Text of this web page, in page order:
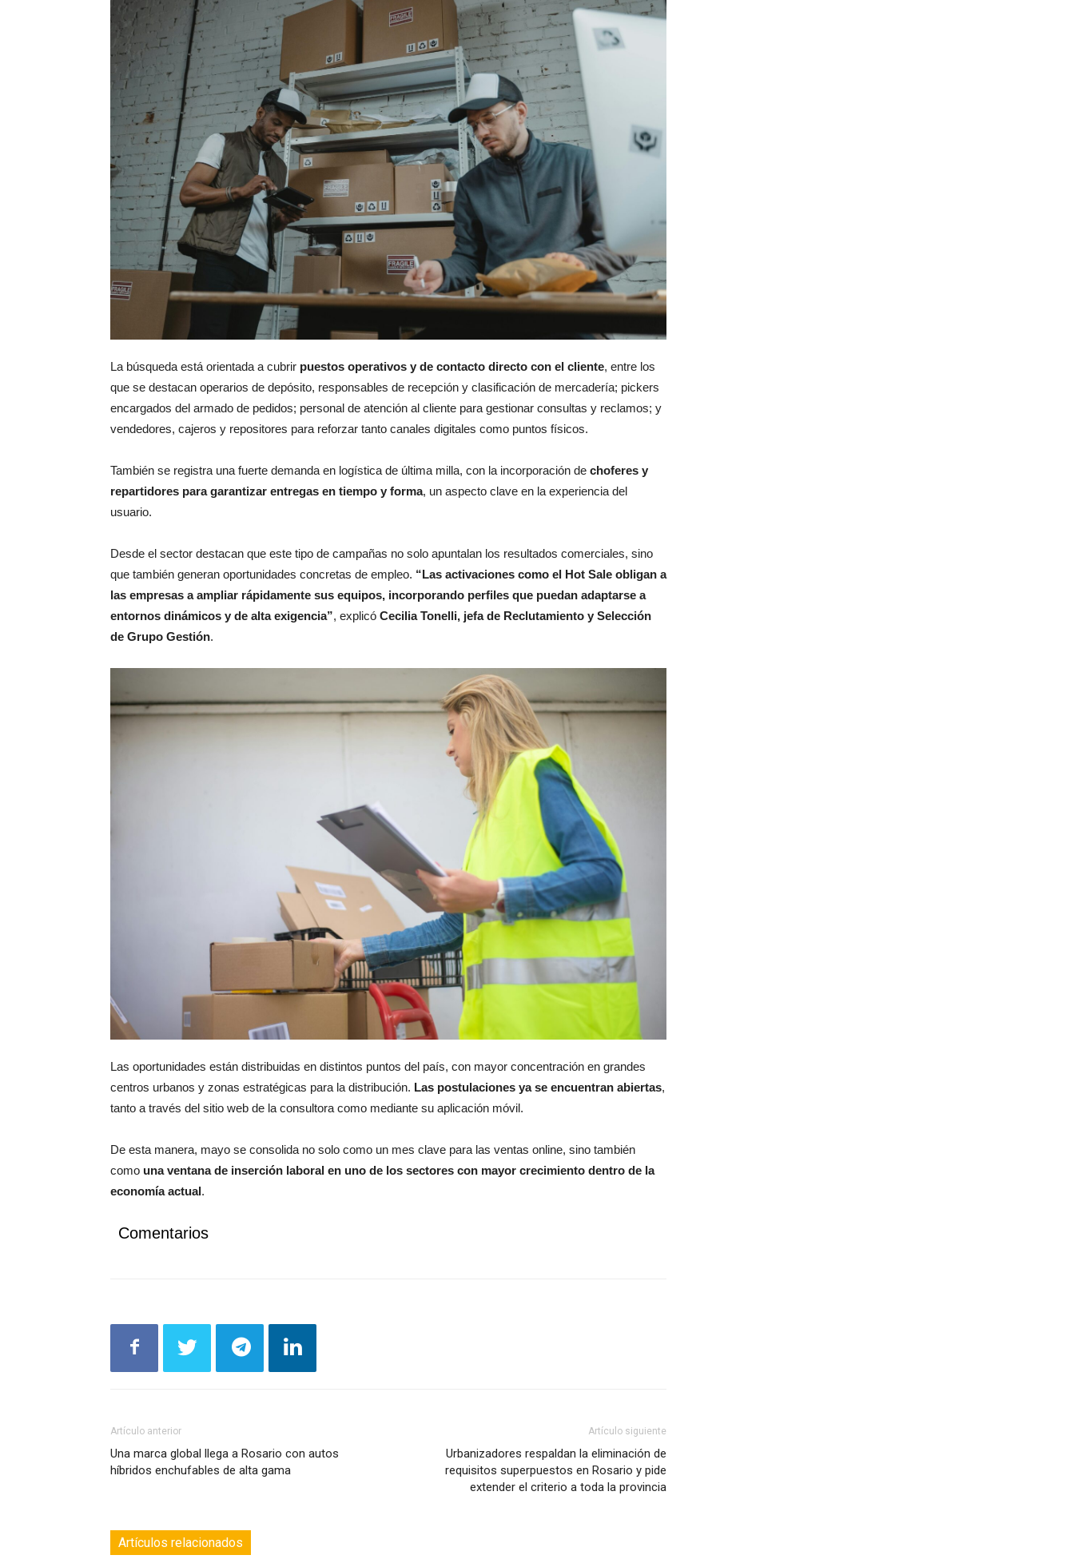
La búsqueda está orientada a cubrir puestos operativos y de contacto directo con el cliente, entre los
que se destacan operarios de depósito, responsables de recepción y clasificación de mercadería; pickers
encargados del armado de pedidos; personal de atención al cliente para gestionar consultas y reclamos; y
vendedores, cajeros y repositores para reforzar tanto canales digitales como puntos físicos.
También se registra una fuerte demanda en logística de última milla, con la incorporación de choferes y
repartidores para garantizar entregas en tiempo y forma, un aspecto clave en la experiencia del
usuario.
Desde el sector destacan que este tipo de campañas no solo apuntalan los resultados comerciales, sino
que también generan oportunidades concretas de empleo. “Las activaciones como el Hot Sale obligan a
las empresas a ampliar rápidamente sus equipos, incorporando perfiles que puedan adaptarse a
entornos dinámicos y de alta exigencia”, explicó Cecilia Tonelli, jefa de Reclutamiento y Selección
de Grupo Gestión.
Las oportunidades están distribuidas en distintos puntos del país, con mayor concentración en grandes
centros urbanos y zonas estratégicas para la distribución. Las postulaciones ya se encuentran abiertas,
tanto a través del sitio web de la consultora como mediante su aplicación móvil.
De esta manera, mayo se consolida no solo como un mes clave para las ventas online, sino también
como una ventana de inserción laboral en uno de los sectores con mayor crecimiento dentro de la
economía actual.
Comentarios
Artículo anterior
Una marca global llega a Rosario con autos
híbridos enchufables de alta gama
Artículo siguiente
Urbanizadores respaldan la eliminación de
requisitos superpuestos en Rosario y pide
extender el criterio a toda la provincia
Artículos relacionados